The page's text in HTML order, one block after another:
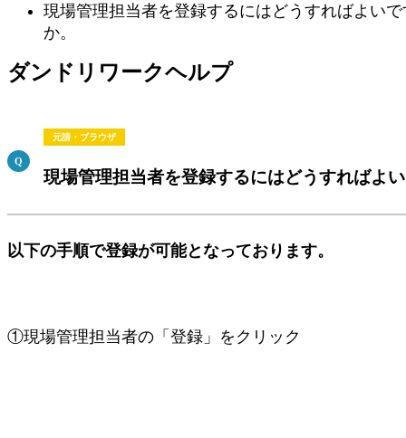
現場管理担当者を登録するにはどうすればよいで
か。
ダンドリワークヘルプ
元請・ブラウザ
現場管理担当者を登録するにはどうすればよ
以下の手順で登録が可能となっております。
①現場管理担当者の「登録」をクリック